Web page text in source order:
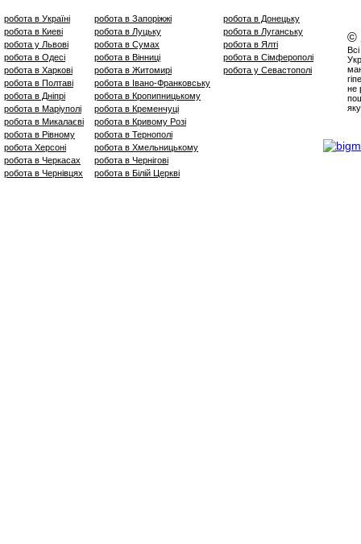
робота в Україні
робота в Киеві
робота у Львові
робота в Одесі
робота в Харкові
робота в Полтаві
робота в Дніпрі
робота в Маріуполі
робота в Микалаєві
робота в Рівному
робота Херсоні
робота в Черкасах
робота в Чернівцях
робота в Запоріжжі
робота в Луцьку
робота в Сумах
робота в Вінниці
робота в Житомирі
робота в Івано-Франковську
робота в Кропипницькому
робота в Кременчуці
робота в Кривому Розі
робота в Тернополі
робота в Хмельницькому
робота в Чернігові
робота в Білій Церкві
робота в Донецьку
робота в Луганську
робота в Ялті
робота в Сімферополі
робота у Севастополі
©
не